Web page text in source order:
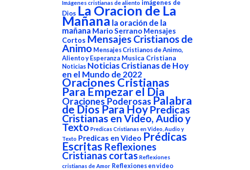
Imágenes cristianas de aliento imágenes de
Dios La Oracion de La
Mañana la oración de la
mañana Mario Serrano Mensajes
Cortos Mensajes Cristianos de
Animo Mensajes Cristianos de Animo,
Aliento y Esperanza Musica Cristiana
Noticias Noticias Cristianas de Hoy
en el Mundo de 2022
Oraciones Cristianas
Para Empezar el Dia
Oraciones Poderosas Palabra
de Dios Para HoyPredicas
Cristianas en Video, Audio y
Texto Predicas Cristianas en Video, Audio y
Texto Predicas en Video Prédicas
Escritas Reflexiones
Cristianas cortas Reflexiones
cristianas de Amor Reflexiones en video